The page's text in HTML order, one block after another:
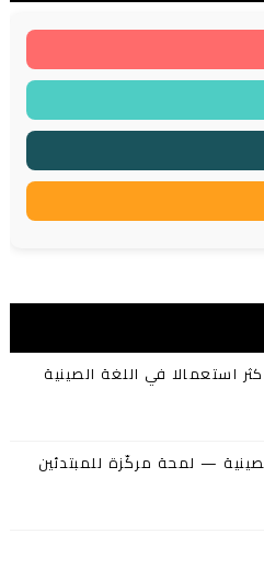
الأكثر استعمالا في اللغة الصينية
— لمحة مركّزة للمبتدئين